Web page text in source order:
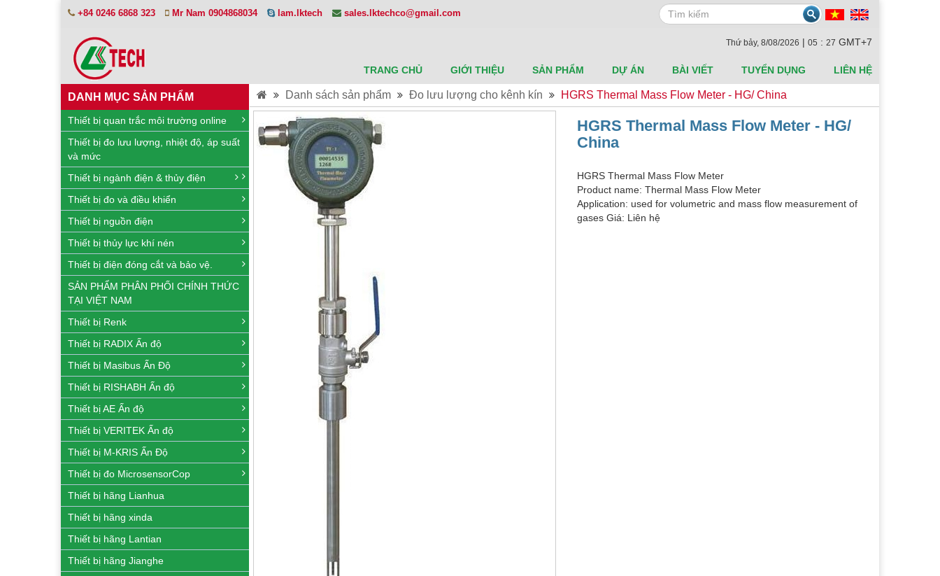
+84 0246 6868 323 Mr Nam 0904868034 lam.lktech sales.lktechco@gmail.com Search
Thứ bảy, 8/08/2026 | 05 : 27 GMT+7
TRANG CHỦ GIỚI THIỆU SẢN PHẨM DỰ ÁN BÀI VIẾT TUYỂN DỤNG LIÊN HỆ
DANH MỤC SẢN PHẨM
Thiết bị quan trắc môi trường online
Thiết bị đo lưu lượng, nhiệt độ, áp suất
và mức
Thiết bị ngành điện & thủy điện
Thiết bị đo và điều khiển
Thiết bị nguồn điện
Thiết bị thủy lực khí nén
Thiết bị điện đóng cắt và bảo vệ.
SẢN PHẨM PHÂN PHỐI CHÍNH THỨC
TẠI VIỆT NAM
Thiết bị Renk
Thiết bị RADIX Ấn độ
Thiết bị Masibus Ấn Độ
Thiết bị RISHABH Ấn độ
Thiết bị AE Ấn độ
Thiết bị VERITEK Ấn độ
Thiết bị M-KRIS Ấn Độ
Thiết bị đo MicrosensorCop
Thiết bị hãng Lianhua
Thiết bị hãng xinda
Thiết bị hãng Lantian
Thiết bị hãng Jianghe
Danh sách sản phẩm Đo lưu lượng cho kênh kín HGRS Thermal Mass Flow Meter - HG/ China
HGRS Thermal Mass Flow Meter - HG/
China
HGRS Thermal Mass Flow Meter
Product name: Thermal Mass Flow Meter
Application: used for volumetric and mass flow measurement of
gases Giá: Liên hệ